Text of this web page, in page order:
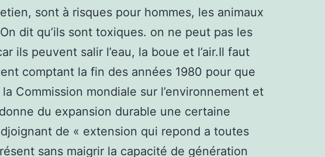
sont à risques pour hommes, les animaux
dit qu’ils sont toxiques. on ne peut pas les
ils peuvent salir l’eau, la boue et l’air.Il faut
comptant la fin des années 1980 pour que
Commission mondiale sur l’environnement et
du expansion durable une certaine
de « extension qui repond a toutes
sans maigrir la capacité de génération